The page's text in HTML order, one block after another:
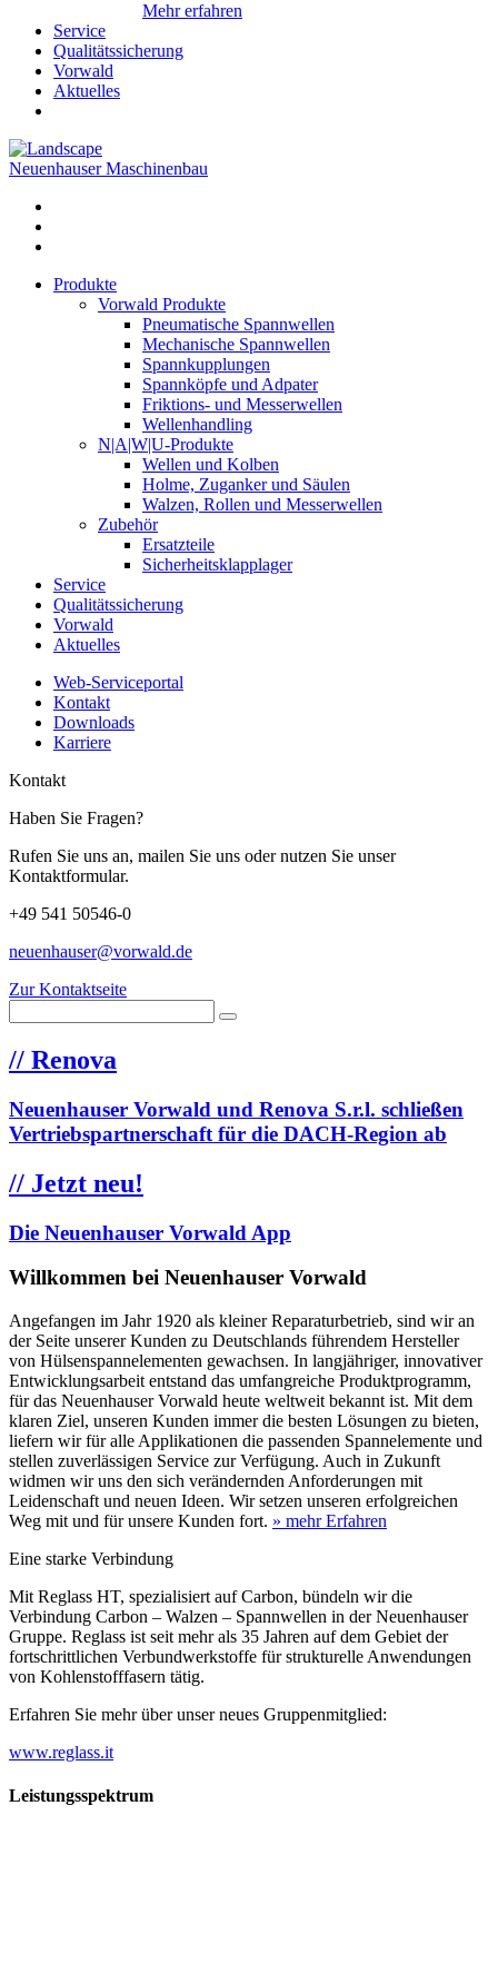
Mehr erfahren
Service
Qualitätssicherung
Vorwald
Aktuelles
Neuenhauser Maschinenbau
Produkte
Vorwald Produkte
Pneumatische Spannwellen
Mechanische Spannwellen
Spannkupplungen
Spannköpfe und Adpater
Friktions- und Messerwellen
Wellenhandling
N|A|W|U-Produkte
Wellen und Kolben
Holme, Zuganker und Säulen
Walzen, Rollen und Messerwellen
Zubehör
Ersatzteile
Sicherheitsklapplager
Service
Qualitätssicherung
Vorwald
Aktuelles
Web-Serviceportal
Kontakt
Downloads
Karriere
Kontakt
Haben Sie Fragen?
Rufen Sie uns an, mailen Sie uns oder nutzen Sie unser
Kontaktformular.
+49 541 50546-0
neuenhauser@vorwald.de
Zur Kontaktseite
// Renova
Neuenhauser Vorwald und Renova S.r.l. schließen
Vertriebspartnerschaft für die DACH-Region ab
// Jetzt neu!
Die Neuenhauser Vorwald App
Willkommen bei Neuenhauser Vorwald
Angefangen im Jahr 1920 als kleiner Reparaturbetrieb, sind wir an
der Seite unserer Kunden zu Deutschlands führendem Hersteller
von Hülsenspannelementen gewachsen. In langjähriger, innovativer
Entwicklungsarbeit entstand das umfangreiche Produktprogramm,
für das Neuenhauser Vorwald heute weltweit bekannt ist. Mit dem
klaren Ziel, unseren Kunden immer die besten Lösungen zu bieten,
liefern wir für alle Applikationen die passenden Spannelemente und
stellen zuverlässigen Service zur Verfügung. Auch in Zukunft
widmen wir uns den sich verändernden Anforderungen mit
Leidenschaft und neuen Ideen. Wir setzen unseren erfolgreichen
Weg mit und für unsere Kunden fort. » mehr Erfahren
Eine starke Verbindung
Mit Reglass HT, spezialisiert auf Carbon, bündeln wir die
Verbindung Carbon – Walzen – Spannwellen in der Neuenhauser
Gruppe. Reglass ist seit mehr als 35 Jahren auf dem Gebiet der
fortschrittlichen Verbundwerkstoffe für strukturelle Anwendungen
von Kohlenstofffasern tätig.
Erfahren Sie mehr über unser neues Gruppenmitglied:
www.reglass.it
Leistungsspektrum